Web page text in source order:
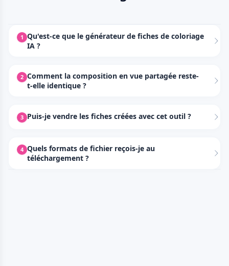
1 Qu'est-ce que le générateur de fiches de coloriage
IA ?
2 Comment la composition en vue partagée reste-
t-elle identique ?
3 Puis-je vendre les fiches créées avec cet outil ?
4 Quels formats de fichier reçois-je au
téléchargement ?